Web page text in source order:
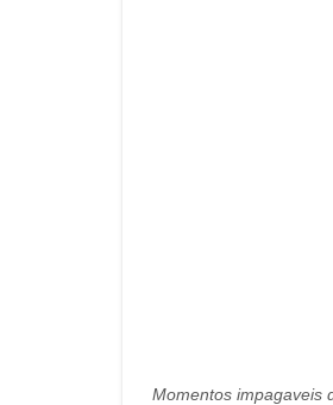
Momentos impagaveis